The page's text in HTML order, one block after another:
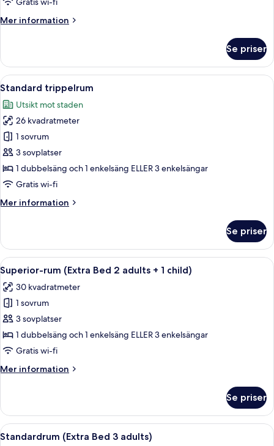
+
Mer information
Mer
(Extra
Bed
2
+
child)
Se priser
Öppna
alla
foton
för
Standard
trippelrum
Ett hotellrum med en stor säng,
8
Standard trippelrum
Utsikt mot staden
26 kvadratmeter
1 sovrum
3 sovplatser
1 dubbelsäng och 1 enkelsäng ELLER 3 enkelsängar
Gratis wi-fi
Mer information
Mer
trippelrum
Se priser
Öppna
alla
foton
för
Superior-
rum
(Extra
2
child)
Ett hotellrum med en stor säng, ett
8
Superior-rum (Extra Bed 2 adults + 1 child)
30 kvadratmeter
1 sovrum
3 sovplatser
1 dubbelsäng och 1 enkelsäng ELLER 3 enkelsängar
Gratis wi-fi
Mer information
Mer
rum
(Extra
Bed
Se priser
Öppna
Ett hotellrum med en stor säng,
7
Standardrum (Extra Bed 3 adults)